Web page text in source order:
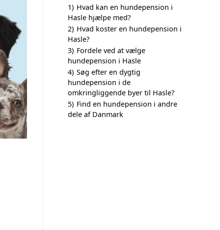
1) Hvad kan en hundepension i
Hasle hjælpe med?
2) Hvad koster en hundepension i
Hasle?
3) Fordele ved at vælge
hundepension i Hasle
4) Søg efter en dygtig
hundepension i de
omkringliggende byer til Hasle?
5) Find en hundepension i andre
dele af Danmark